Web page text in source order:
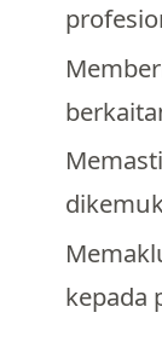
kepada